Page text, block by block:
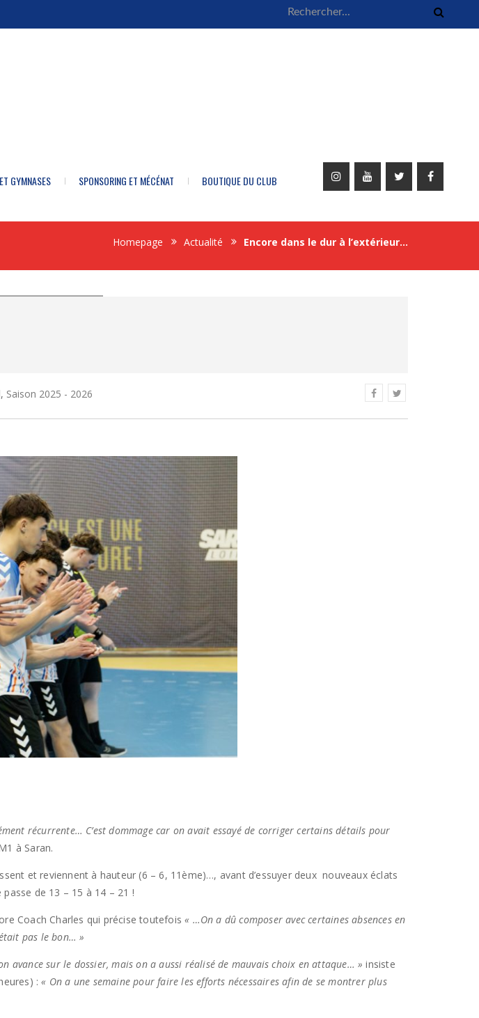
GYMNASES SPONSORING ET MÉCÉNAT BOUTIQUE DU CLUB
Homepage Actualité Encore dans le dur à l’extérieur…
, Saison 2025 - 2026
récurrente… C’est dommage car on avait essayé de corriger certains détails pour
à Saran.
et reviennent à hauteur (6 – 6, 11ème)…, avant d’essuyer deux nouveaux éclats
de 13 – 15 à 14 – 21 !
Coach Charles qui précise toutefois« …On a dû composer avec certaines absences en
pas le bon… »
avance sur le dossier, mais on a aussi réalisé de mauvais choix en attaque… » insiste
:« On a une semaine pour faire les efforts nécessaires afin de se montrer plus